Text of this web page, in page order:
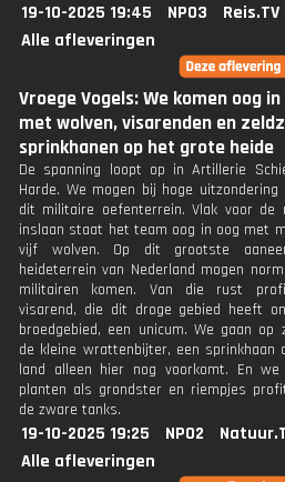
19-10-2025 19:45 NPO3
Reis.TV
Alle afleveringen
Vroege Vogels: We komen oog
met wolven, visarenden en
sprinkhanen op het grote heide
De spanning loopt op in Artillerie
Harde. We mogen bij hoge
dit militaire oefenterrein. Vlak voor de
inslaan staat het team oog in oog met
vijf wolven. Op dit grootste
heideterrein van Nederland mogen
militairen komen. Van die rust
visarend, die dit droge gebied heeft
broedgebied, een unicum. We gaan op
de kleine wrattenbijter, een sprinkhaan
land alleen hier nog voorkomt. En
planten als grondster en riempjes
de zware tanks.
19-10-2025 19:25 NPO2
Alle afleveringen